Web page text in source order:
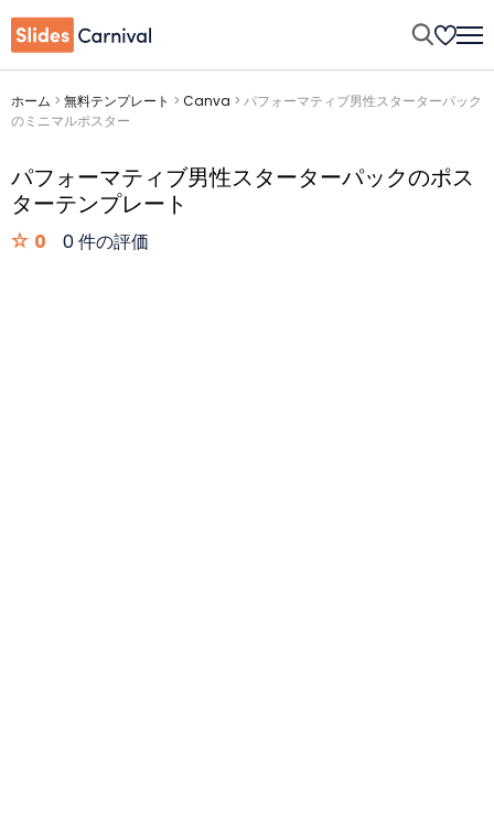
ホーム > 無料テンプレート > Canva > パフォーマティブ男性スターターパック
のミニマルポスター
パフォーマティブ男性スターターパックのポス
ターテンプレート
0 0 件の評価